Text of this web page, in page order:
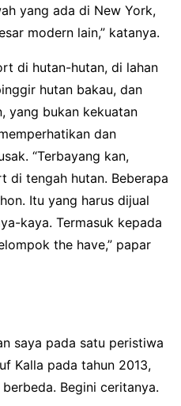
yang ada di New York,
modern lain,” katanya.
di hutan-hutan, di lahan
hutan bakau, dan
yang bukan kekuatan
dan
“Terbayang kan,
di tengah hutan. Beberapa
Itu yang harus dijual
kaya. Termasuk kepada
the have,” papar
saya pada satu peristiwa
Kalla pada tahun 2013,
Begini ceritanya.